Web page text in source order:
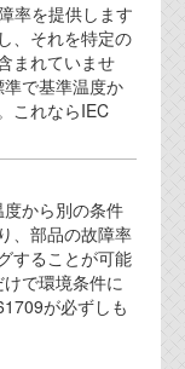
率を提供します
、それを特定の
まれていませ
で基準温度か
これならIEC
から別の条件
、部品の故障率
することが可能
けで環境条件に
が必ずしも